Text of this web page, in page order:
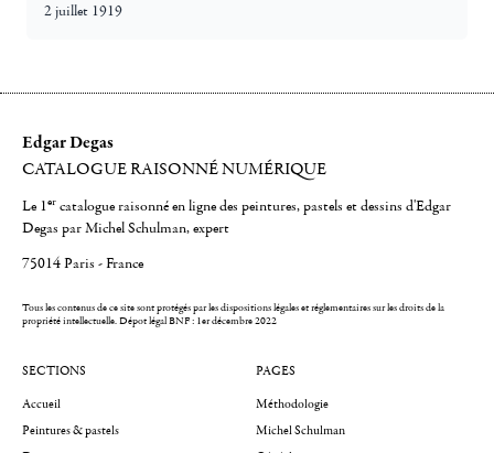
2 juillet 1919
Edgar Degas
CATALOGUE RAISONNÉ NUMÉRIQUE
Le 1er catalogue raisonné en ligne des peintures, pastels et dessins d'Edgar
Degas par Michel Schulman, expert
75014 Paris - France
Tous les contenus de ce site sont protégés par les dispositions légales et réglementaires sur les droits de la
propriété intellectuelle.Dépot légal BNF : 1er décembre 2022
SECTIONS
Accueil
Peintures & pastels
PAGES
Méthodologie
Michel Schulman